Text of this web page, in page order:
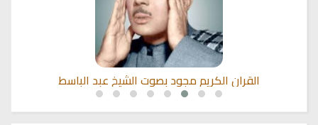
القران الكريم مجود بصوت الشيخ عبد الباسط